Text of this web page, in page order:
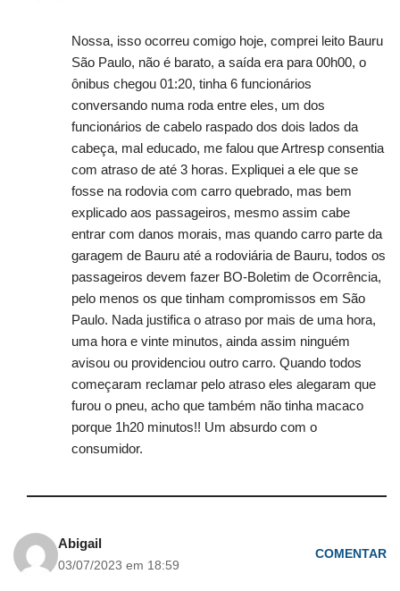
Nossa, isso ocorreu comigo hoje, comprei leito Bauru
São Paulo, não é barato, a saída era para 00h00, o
ônibus chegou 01:20, tinha 6 funcionários
conversando numa roda entre eles, um dos
funcionários de cabelo raspado dos dois lados da
cabeça, mal educado, me falou que Artresp consentia
com atraso de até 3 horas. Expliquei a ele que se
fosse na rodovia com carro quebrado, mas bem
explicado aos passageiros, mesmo assim cabe
entrar com danos morais, mas quando carro parte da
garagem de Bauru até a rodoviária de Bauru, todos os
passageiros devem fazer BO-Boletim de Ocorrência,
pelo menos os que tinham compromissos em São
Paulo. Nada justifica o atraso por mais de uma hora,
uma hora e vinte minutos, ainda assim ninguém
avisou ou providenciou outro carro. Quando todos
começaram reclamar pelo atraso eles alegaram que
furou o pneu, acho que também não tinha macaco
porque 1h20 minutos!! Um absurdo com o
consumidor.
Abigail
03/07/2023 em 18:59
COMENTAR